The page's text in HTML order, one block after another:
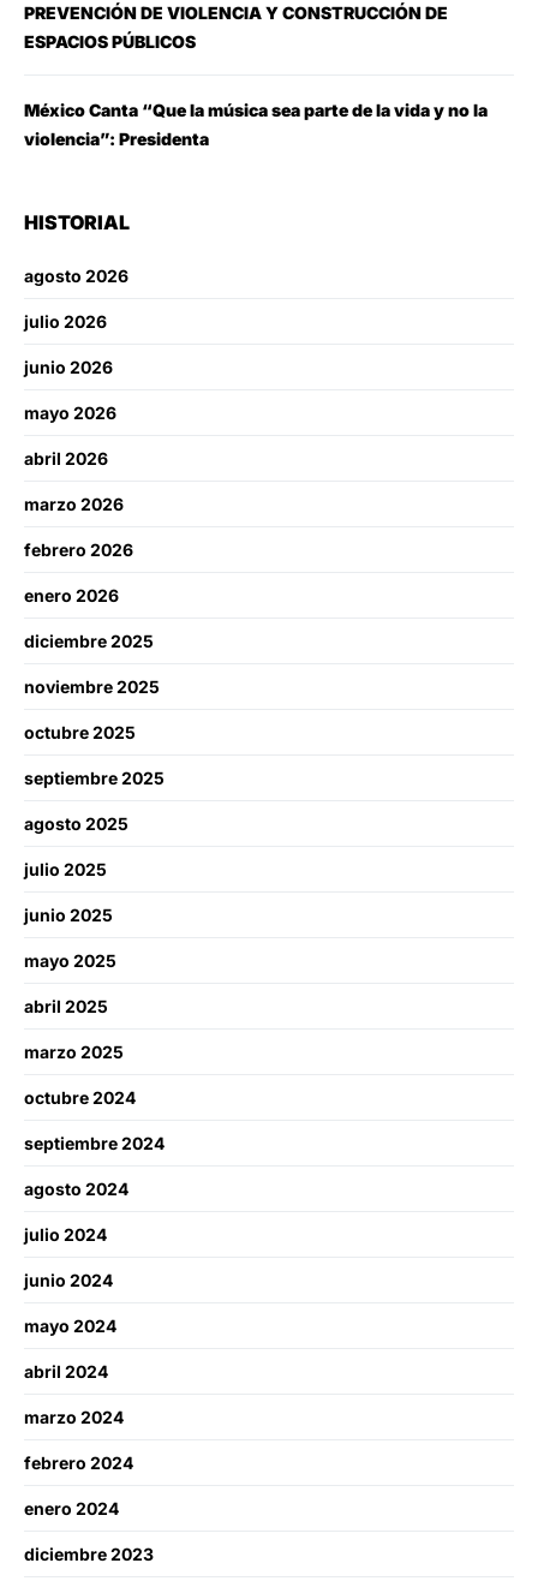
PREVENCIÓN DE VIOLENCIA Y CONSTRUCCIÓN DE
ESPACIOS PÚBLICOS
México Canta “Que la música sea parte de la vida y no la
violencia”: Presidenta
HISTORIAL
agosto 2026
julio 2026
junio 2026
mayo 2026
abril 2026
marzo 2026
febrero 2026
enero 2026
diciembre 2025
noviembre 2025
octubre 2025
septiembre 2025
agosto 2025
julio 2025
junio 2025
mayo 2025
abril 2025
marzo 2025
octubre 2024
septiembre 2024
agosto 2024
julio 2024
junio 2024
mayo 2024
abril 2024
marzo 2024
febrero 2024
enero 2024
diciembre 2023